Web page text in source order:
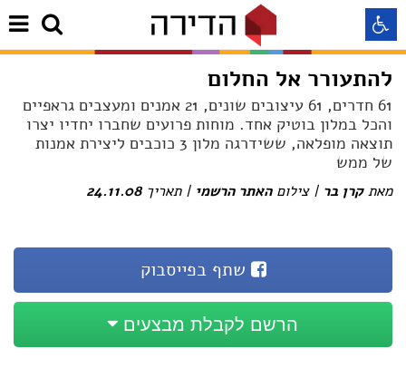
להתעורר אל החלום
61 חדרים, 61 עיצובים שונים, 21 אמנים ומעצבים גראפיים
והכל במלון בוטיק אחד. מוחות פרועים שחברו יחדיו יצרו
תוצאה מופלאה, ששידרגה מלון 3 כוכבים ליצירת אמנות
של ממש
מאתקרן בר | צילוםהאתר הרשמי | תאריך24.11.08
הרשם לקבלת מבצעים
שתף בפייסבוק
התאמה לקורא מסך
התאמה לעיוורי צבעים